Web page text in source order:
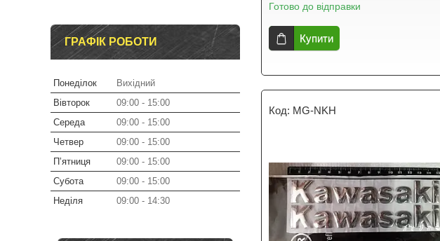
Готово до відправки
Купити
MG-NKH
ГРАФІК РОБОТИ
Понеділок
Вихідний
Вівторок
09:00
15:00
Середа
09:00
15:00
Четвер
09:00
15:00
Пʼятниця
09:00
15:00
Субота
09:00
15:00
Неділя
09:00 14:30